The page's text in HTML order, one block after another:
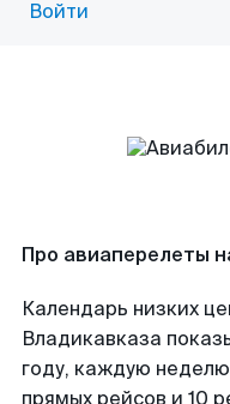
Войти
Про авиаперелеты
Календарь низких
Владикавказа
году, каждую
прямых рейсов и 10